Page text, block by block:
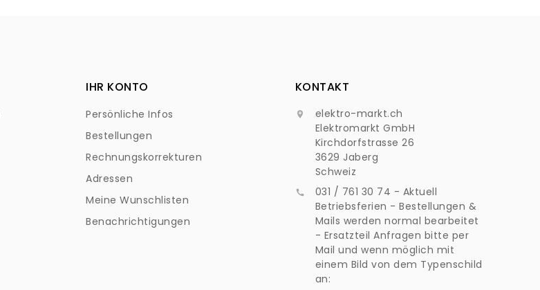
IHR KONTO
Persönliche Infos
Bestellungen
Rechnungskorrekturen
Adressen
Meine Wunschlisten
Benachrichtigungen
KONTAKT

elektro-markt.ch
Elektromarkt GmbH
Kirchdorfstrasse 26
3629 Jaberg
Schweiz

031 / 761 30 74 - Aktuell
Betriebsferien - Bestellungen &
Mails werden normal bearbeitet
- Ersatzteil Anfragen bitte per
Mail und wenn möglich mit
einem Bild von dem Typenschild
an: